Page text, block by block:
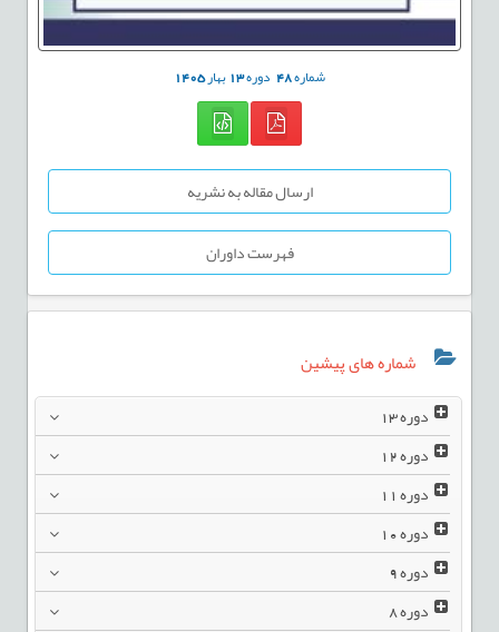
شماره48 دوره13بهار1405
ارسال مقاله به نشریه
فهرست داوران
شماره های پیشین
دوره13
دوره12
دوره11
دوره10
دوره9
دوره8